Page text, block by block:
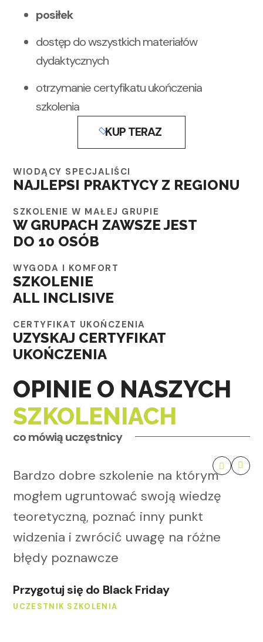
posiłek
dostęp do wszystkich materiałów
dydaktycznych
otrzymanie certyfikatu ukończenia
szkolenia
KUP TERAZ
WIODĄCY SPECJALIŚCI
NAJLEPSI PRAKTYCY Z REGIONU
SZKOLENIE W MAŁEJ GRUPIE
W GRUPACH ZAWSZE JEST
DO 10 OSÓB
WYGODA I KOMFORT
SZKOLENIE
ALL INCLISIVE
CERTYFIKAT UKOŃCZENIA
UZYSKAJ CERTYFIKAT
UKOŃCZENIA
co mówią uczęstnicy
OPINIE O NASZYCH
SZKOLENIACH
Bardzo dobre szkolenie na którym
mogłem ugruntować swoją wiedzę
teoretyczną, poznać inny punkt
widzenia i zwrócić uwagę na różne
błędy poznawcze
Przygotuj się do Black Friday
UCZESTNIK SZKOLENIA